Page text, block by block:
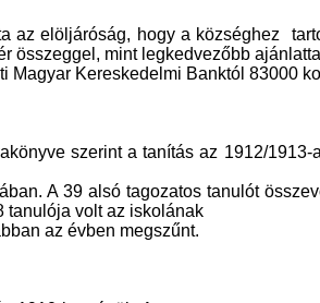
az elöljáróság, hogy a községhez
összeggel, mint legkedvezőbb
Magyar Kereskedelmi Banktól 83000
szerint a tanítás az 1912/
A 39 alsó tagozatos tanulót
tanulója volt az iskolának
az évben megszűnt.